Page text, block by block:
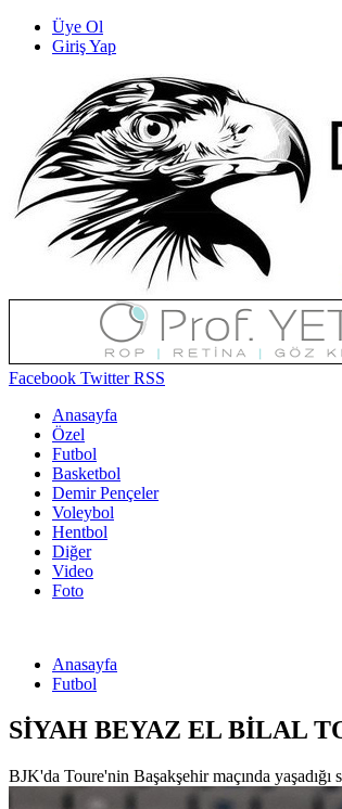
Üye Ol
Giriş Yap
Facebook TwitterRSS
Anasayfa
Özel
Futbol
Basketbol
Demir Pençeler
Voleybol
Hentbol
Diğer
Video
Foto
Anasayfa
Futbol
SİYAH BEYAZ EL BİLAL
BJK'da Toure'nin Başakşehir maçında yaşadığı